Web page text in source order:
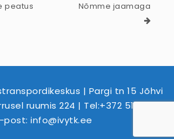
peatus
Nõmme jaamaga
| Pargi tn 15 Jõhvi
ruumis 224 | Tel:+372 516 2479 |
post: info@ivytk.ee